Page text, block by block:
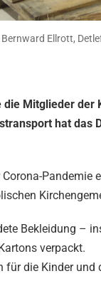
Ellrott,
Mitglieder
hat das
Pandemie
Bekleidung –
verpackt.
die Kinder und